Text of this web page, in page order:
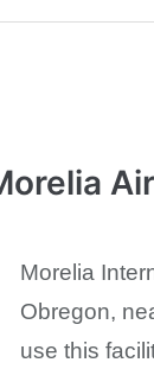
Morelia
Obregon,
use this